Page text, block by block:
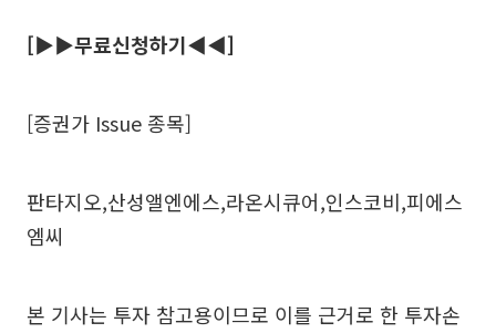
[▶▶무료신청하기◀◀]
[증권가 Issue 종목]
판타지오,산성앨엔에스,라온시큐어,인스코비,피에스
엠씨
본 기사는 투자 참고용이므로 이를 근거로 한 투자손